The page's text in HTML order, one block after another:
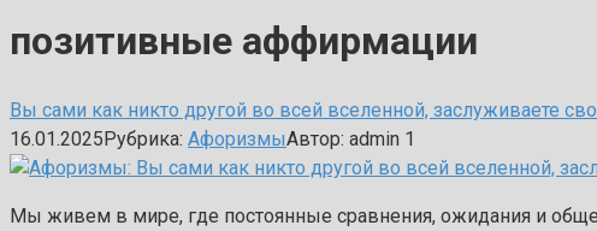
позитивные аффирмации
Вы сами как никто другой во всей вселенной, заслуживаете
16.01.2025Рубрика: АфоризмыАвтор: admin 1
Мы живем в мире, где постоянные сравнения, ожидания и